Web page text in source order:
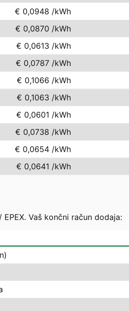
€ 0,0948 /kWh
€ 0,0870 /kWh
€ 0,0613 /kWh
€ 0,0787 /kWh
€ 0,1066 /kWh
€ 0,1063 /kWh
€ 0,0601 /kWh
€ 0,0738 /kWh
€ 0,0654 /kWh
€ 0,0641 /kWh
Vaš končni račun dodaja: